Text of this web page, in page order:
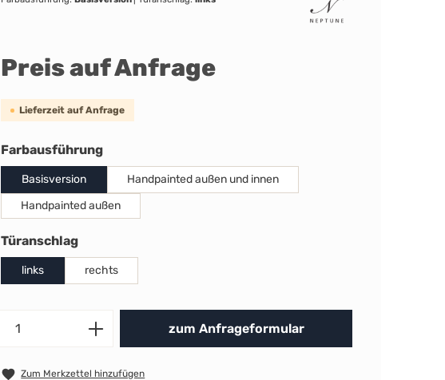
Preis auf Anfrage
Lieferzeit auf Anfrage
Farbausführungauswählen
Basisversion
Handpainted außen und innen
Handpainted außen
Türanschlagauswählen
links rechts
Produkt Anzahl: Gib den
zum Anfrageformular
Zum Merkzettel hinzufügen